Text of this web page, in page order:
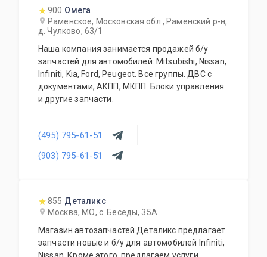
900 Омега
Раменское, Московская обл., Раменский р-н,
д. Чулково, 63/1
Наша компания занимается продажей б/у
запчастей для автомобилей: Mitsubishi, Nissan,
Infiniti, Kia, Ford, Peugeot. Все группы. ДВС с
документами, АКПП, МКПП. Блоки управления
и другие запчасти.
(495) 795-61-51
(903) 795-61-51
855 Деталикс
Москва, МО, с. Беседы, 35А
Магазин автозапчастей Деталикс предлагает
запчасти новые и б/у для автомобилей Infiniti,